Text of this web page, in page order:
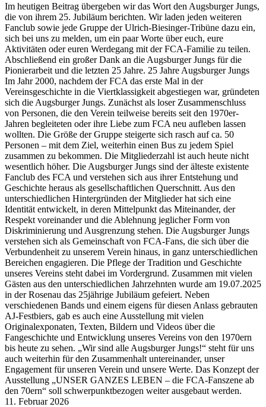
Im heutigen Beitrag übergeben wir das Wort den Augsburger Jungs,
die von ihrem 25. Jubiläum berichten. Wir laden jeden weiteren
Fanclub sowie jede Gruppe der Ulrich-Biesinger-Tribüne dazu ein,
sich bei uns zu melden, um ein paar Worte über euch, eure
Aktivitäten oder euren Werdegang mit der FCA-Familie zu teilen.
Abschließend ein großer Dank an die Augsburger Jungs für die
Pionierarbeit und die letzten 25 Jahre. 25 Jahre Augsburger Jungs
Im Jahr 2000, nachdem der FCA das erste Mal in der
Vereinsgeschichte in die Viertklassigkeit abgestiegen war, gründeten
sich die Augsburger Jungs. Zunächst als loser Zusammenschluss
von Personen, die den Verein teilweise bereits seit den 1970er-
Jahren begleiteten oder ihre Liebe zum FCA neu aufleben lassen
wollten. Die Größe der Gruppe steigerte sich rasch auf ca. 50
Personen – mit dem Ziel, weiterhin einen Bus zu jedem Spiel
zusammen zu bekommen. Die Mitgliederzahl ist auch heute nicht
wesentlich höher. Die Augsburger Jungs sind der älteste existente
Fanclub des FCA und verstehen sich aus ihrer Entstehung und
Geschichte heraus als gesellschaftlichen Querschnitt. Aus den
unterschiedlichen Hintergründen der Mitglieder hat sich eine
Identität entwickelt, in deren Mittelpunkt das Miteinander, der
Respekt voreinander und die Ablehnung jeglicher Form von
Diskriminierung und Ausgrenzung stehen. Die Augsburger Jungs
verstehen sich als Gemeinschaft von FCA-Fans, die sich über die
Verbundenheit zu unserem Verein hinaus, in ganz unterschiedlichen
Bereichen engagieren. Die Pflege der Tradition und Geschichte
unseres Vereins steht dabei im Vordergrund. Zusammen mit vielen
Gästen aus den unterschiedlichen Jahrzehnten wurde am 19.07.2025
in der Rosenau das 25jährige Jubiläum gefeiert. Neben
verschiedenen Bands und einem eigens für diesen Anlass gebrauten
AJ-Festbiers, gab es auch eine Ausstellung mit vielen
Originalexponaten, Texten, Bildern und Videos über die
Fangeschichte und Entwicklung unseres Vereins von den 1970ern
bis heute zu sehen. „Wir sind alle Augsburger Jungs!“ steht für uns
auch weiterhin für den Zusammenhalt untereinander, unser
Engagement für unseren Verein und unsere Werte. Das Konzept der
Ausstellung „UNSER GANZES LEBEN – die FCA-Fanszene ab
den 70ern“ soll schwerpunktbezogen weiter ausgebaut werden.
11. Februar 2026